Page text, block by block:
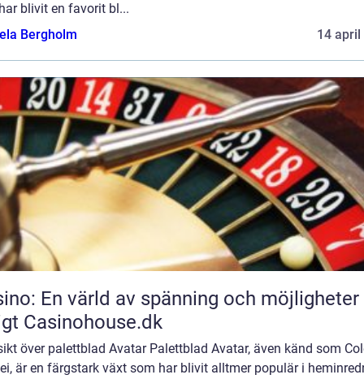
blivit en favorit bl...
Bergholm
14 april
En värld av spänning och möjligheter
Casinohouse.dk
över palettblad Avatar Palettblad Avatar, även känd som
är en färgstark växt som har blivit alltmer populär i